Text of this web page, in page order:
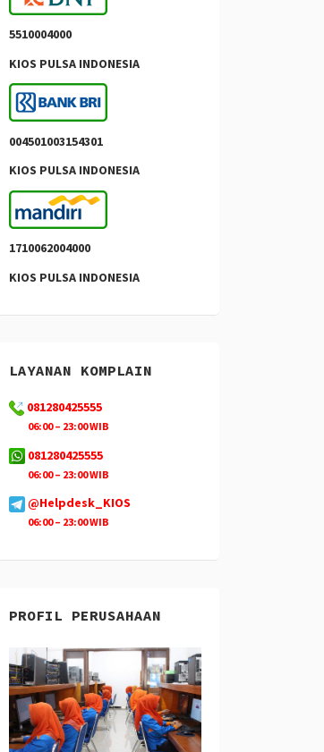
5510004000
KIOS PULSA INDONESIA
004501003154301
KIOS PULSA INDONESIA
1710062004000
KIOS PULSA INDONESIA
LAYANAN KOMPLAIN
081280425555
06:00 – 23:00 WIB
081280425555
06:00 – 23:00 WIB
@Helpdesk_KIOS
06:00 – 23:00 WIB
PROFIL PERUSAHAAN